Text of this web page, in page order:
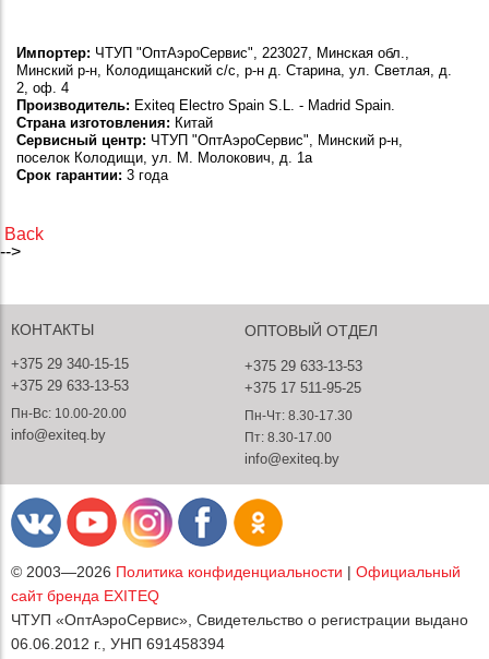
Импортер: ЧТУП "ОптАэроСервис", 223027, Минская обл.,
Минский р-н, Колодищанский с/с, р-н д. Старина, ул. Светлая, д.
2, оф. 4
Производитель: Exiteq Electro Spain S.L. - Madrid Spain.
Страна изготовления: Китай
Сервисный центр: ЧТУП "ОптАэроСервис", Минский р-н,
поселок Колодищи, ул. М. Молокович, д. 1а
Срок гарантии: 3 года
Back
-->
КОНТАКТЫ
+375 29 340-15-15
+375 29 633-13-53
Пн-Вс: 10.00-20.00
info@exiteq.by
ОПТОВЫЙ ОТДЕЛ
+375 29 633-13-53
+375 17 511-95-25
Пн-Чт: 8.30-17.30
Пт: 8.30-17.00
info@exiteq.by
© 2003—2026 Политика конфиденциальности | Официальный
сайт бренда EXITEQ
ЧТУП «ОптАэроСервис», Свидетельство о регистрации выдано
06.06.2012 г., УНП 691458394